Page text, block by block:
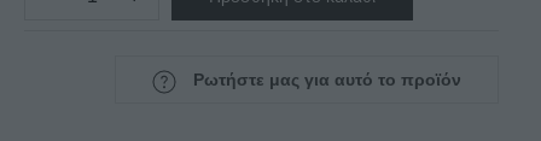
Λεμονοστίφτης
Ρωτήστε μας για αυτό το προϊόν